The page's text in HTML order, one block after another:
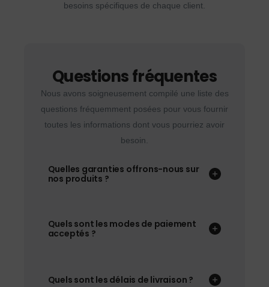
besoins spécifiques de chaque client.
Questions fréquentes
Nous avons soigneusement compilé une liste des
questions fréquemment posées pour vous fournir
toutes les informations dont vous pourriez avoir
besoin.
Quelles garanties offrons-nous sur
nos produits ?
Quels sont les modes de paiement
acceptés ?
Quels sont les délais de livraison ?